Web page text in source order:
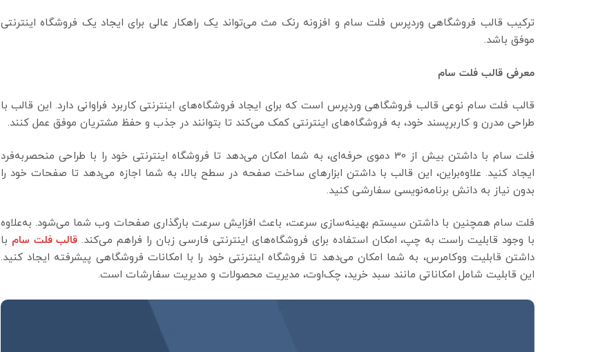
ترکیب قالب فروشگاهی وردپرس فلت سام و افزونه رنک مث می‌تواند یک راهکار عالی برای ایجاد یک فروشگاه اینترنتی
موفق باشد.
معرفی قالب فلت سام
قالب فلت سام نوعی قالب فروشگاهی وردپرس است که برای ایجاد فروشگاه‌های اینترنتی کاربرد فراوانی دارد. این قالب با
طراحی مدرن و کاربرپسند خود، به فروشگاه‌های اینترنتی کمک می‌کند تا بتوانند در جذب و حفظ مشتریان موفق عمل کنند.
فلت سام با داشتن بیش از 30 دموی حرفه‌ای، به شما امکان می‌دهد تا فروشگاه اینترنتی خود را با طراحی منحصربه‌فرد
ایجاد کنید. علاوه‌براین، این قالب با داشتن ابزارهای ساخت صفحه در سطح بالا، به شما اجازه می‌دهد تا صفحات خود را
بدون نیاز به دانش برنامه‌نویسی سفارشی کنید.
فلت سام همچنین با داشتن سیستم بهینه‌سازی سرعت، باعث افزایش سرعت بارگذاری صفحات وب شما می‌شود. به‌علاوه
با وجود قابلیت راست به چپ، امکان استفاده برای فروشگاه‌های اینترنتی فارسی زبان را فراهم می‌کند. قالب فلت سام با
داشتن قابلیت ووکامرس، به شما امکان می‌دهد تا فروشگاه اینترنتی خود را با امکانات فروشگاهی پیشرفته ایجاد کنید.
این قابلیت شامل امکاناتی مانند سبد خرید، چک‌اوت، مدیریت محصولات و مدیریت سفارشات است.